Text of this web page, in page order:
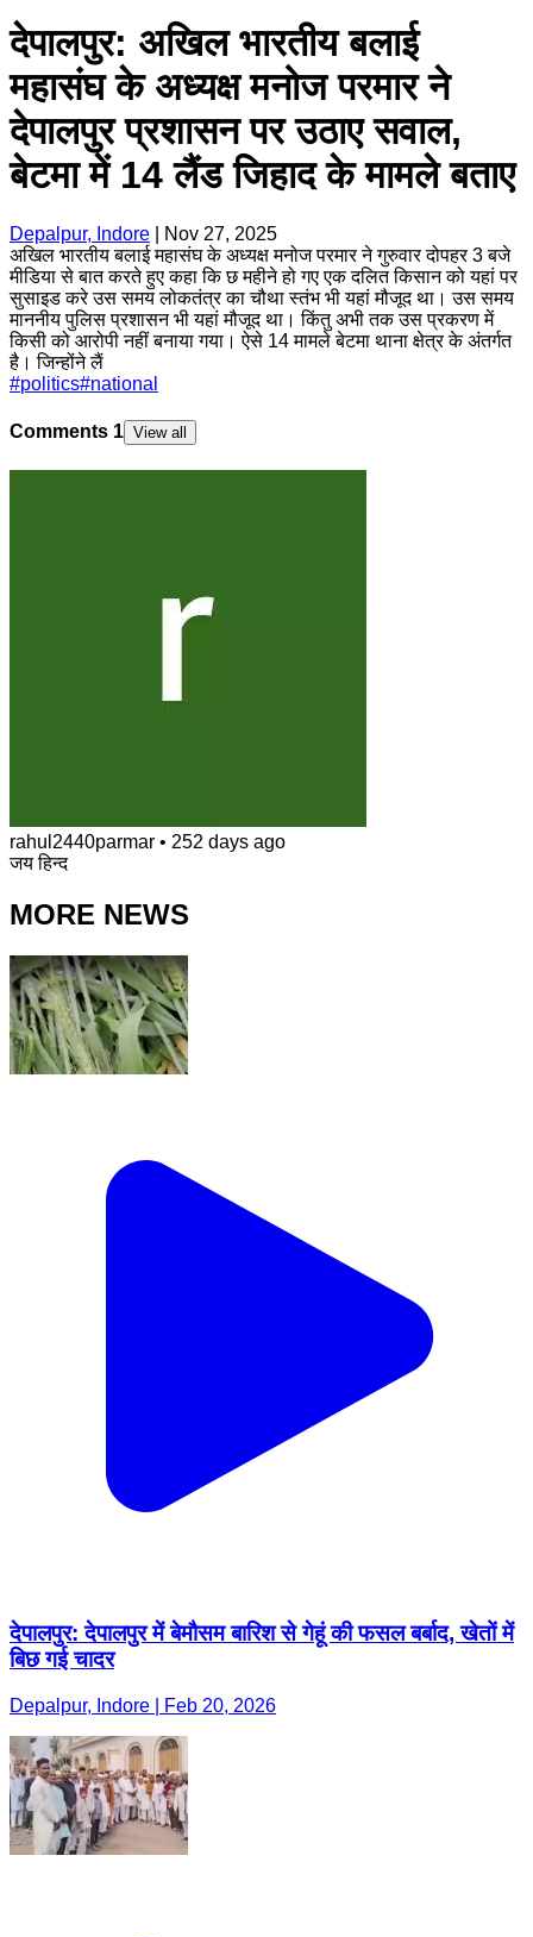
देपालपुर: अखिल भारतीय बलाई
महासंघ के अध्यक्ष मनोज परमार ने
देपालपुर प्रशासन पर उठाए सवाल,
बेटमा में 14 लैंड जिहाद के मामले बताए
Depalpur, Indore
Nov 27, 2025
अखिल भारतीय बलाई महासंघ के अध्यक्ष मनोज परमार ने गुरुवार दोपहर 3 बजे
मीडिया से बात करते हुए कहा कि छ महीने हो गए एक दलित किसान को यहां पर
सुसाइड करे उस समय लोकतंत्र का चौथा स्तंभ भी यहां मौजूद था। उस समय
माननीय पुलिस प्रशासन भी यहां मौजूद था। किंतु अभी तक उस प्रकरण में
किसी को आरोपी नहीं बनाया गया। ऐसे 14 मामले बेटमा थाना क्षेत्र के अंतर्गत
है। जिन्होंने लैं
#politics#national
Comments 1 View all
rahul2440parmar • 252 days ago
जय हिन्द
MORE NEWS
देपालपुर: देपालपुर में बेमौसम बारिश से गेहूं की फसल बर्बाद, खेतों में
बिछ गई चादर
Depalpur, Indore | Feb 20, 2026